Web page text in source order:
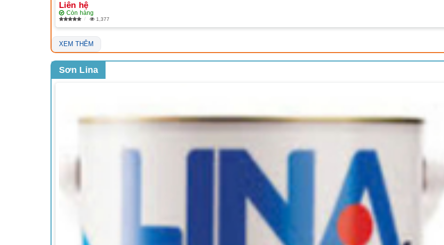
Liên hệ
Còn hàng
1,377
XEM THÊM
Sơn Lina